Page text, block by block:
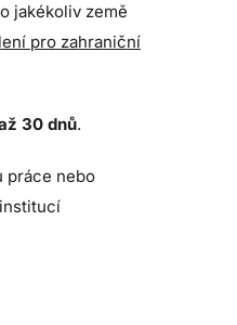
jakékoliv země
pro zahraniční
30 dnů.
práce nebo